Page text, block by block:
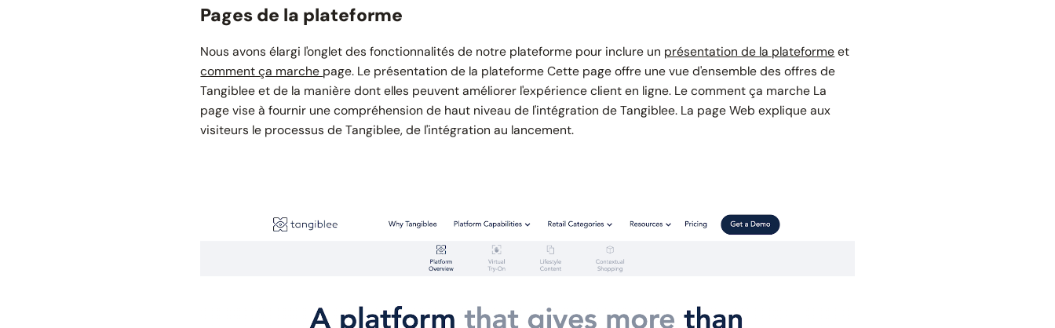
Pages de la plateforme
Nous avons élargi l'onglet des fonctionnalités de notre plateforme pour inclure un présentation de la plateformeet
comment ça marche page. Le présentation de la plateformeCette page offre une vue d'ensemble des offres de
Tangiblee et de la manière dont elles peuvent améliorer l'expérience client en ligne. Lecomment ça marche La
page vise à fournir une compréhension de haut niveau de l'intégration de Tangiblee. La page Web explique aux
visiteurs le processus de Tangiblee, de l'intégration au lancement.